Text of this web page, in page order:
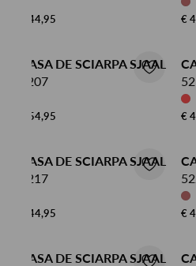
€ 44,95 €
CASA DE SCIARPA SJAAL
5207
€ 54,95 €
CASA DE SCIARPA SJAAL
5217
€ 44,95 €
CASA DE SCIARPA SJAAL